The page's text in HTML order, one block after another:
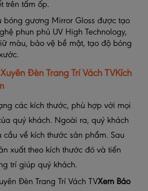
trên tấm ốp.
bóng gương Mirror Gloss được tạo
phun phủ UV High Technology,
màu, bảo vệ bề mặt, tạo độ bóng
Kích
các kích thước, phù hợp với mọi
quý khách. Ngoài ra, quý khách
cầu về kích thước sản phẩm. Sau
xuất theo kích thước đó và tiến
trí giúp quý khách.
Xem Báo